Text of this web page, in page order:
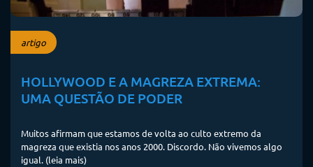
artigo
HOLLYWOOD E A MAGREZA EXTREMA:
UMA QUESTÃO DE PODER
Muitos afirmam que estamos de volta ao culto extremo da
magreza que existia nos anos 2000. Discordo. Não vivemos algo
igual. (leia mais)